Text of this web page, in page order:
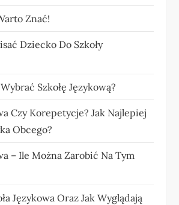
Znać!
Dziecko Do Szkoły
Szkołę Językową?
Czy Korepetycje? Jak Najlepiej
Obcego?
– Ile Można Zarobić Na Tym
Językowa Oraz Jak Wyglądają